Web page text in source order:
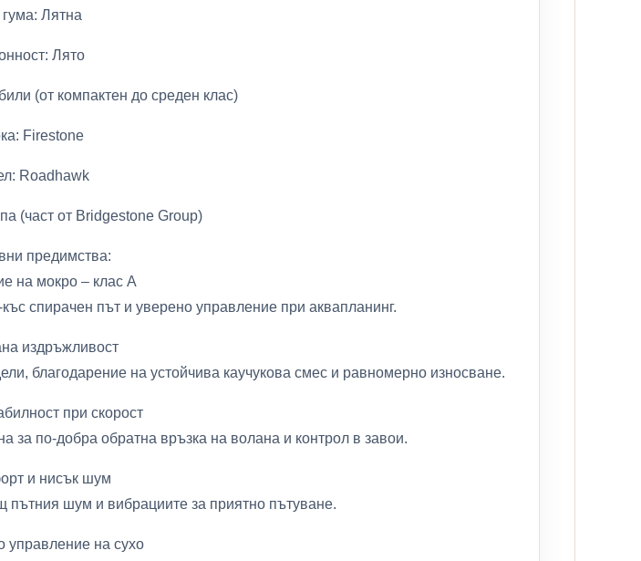
Лятна
Лято
(от компактен до среден клас)
Firestone
Roadhawk
(част от Bridgestone Group)
предимства:
на мокро – клас A
спирачен път и уверено управление при аквапланинг.
издръжливост
благодарение на устойчива каучукова смес и равномерно износване.
при скорост
за по-добра обратна връзка на волана и контрол в завои.
и нисък шум
шум и вибрациите за приятно пътуване.
управление на сухо